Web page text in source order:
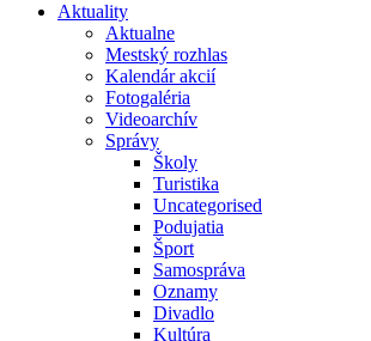
Aktuality
Aktualne
Mestský rozhlas
Kalendár akcií
Fotogaléria
Videoarchív
Správy
Školy
Turistika
Uncategorised
Podujatia
Šport
Samospráva
Oznamy
Divadlo
Kultúra